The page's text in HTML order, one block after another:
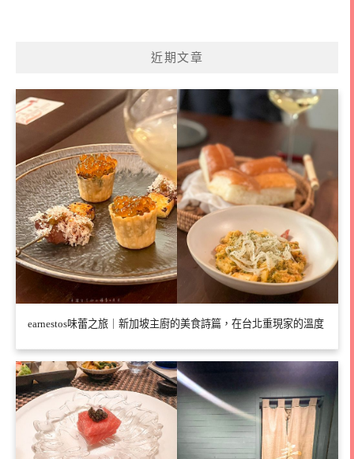
近期文章
earnestos味蕾之旅｜新加坡主廚的美食詩篇，在台北重現家的溫度